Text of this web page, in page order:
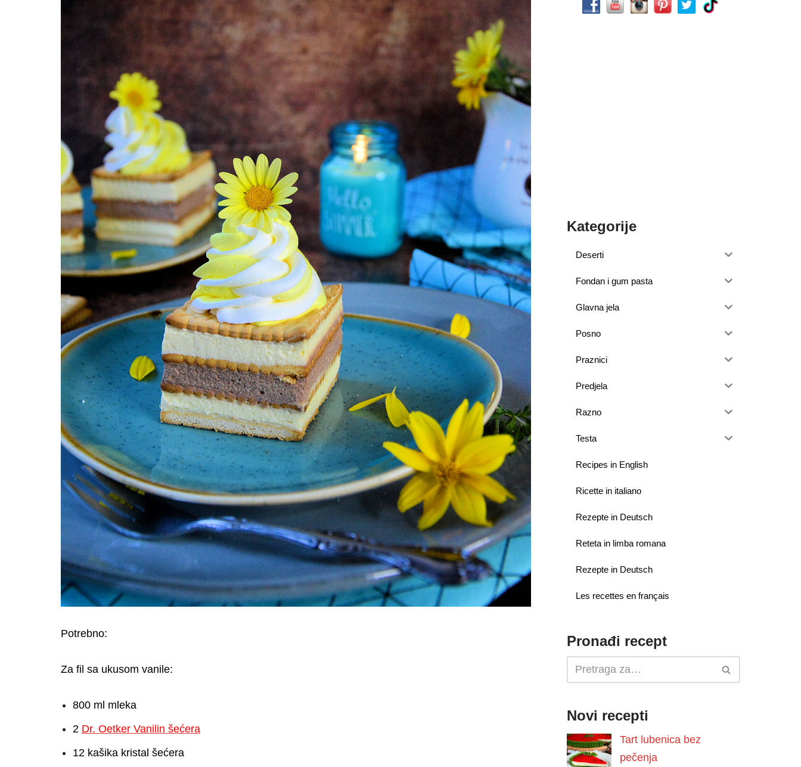
Potrebno:
Za fil sa ukusom vanile:
800 ml mleka
2 Dr. Oetker Vanilin šećera
12 kašika kristal šećera
Kategorije
Deserti
Fondan i gum pasta
Glavna jela
Posno
Praznici
Predjela
Razno
Testa
Recipes in English
Ricette in italiano
Rezepte in Deutsch
Reteta in limba romana
Rezepte in Deutsch
Les recettes en français
Pronađi recept
Novi recepti
Tart lubenica bez
pečenja